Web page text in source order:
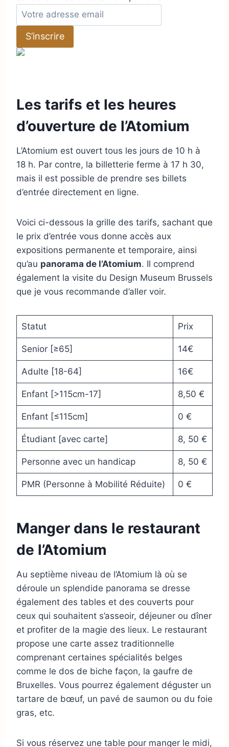
A
d
e
e
m
a
i
l
S’inscrire
Les tarifs et les heures
d’ouverture de l’Atomium
L’Atomium est ouvert tous les jours de 10 h à
18 h. Par contre, la billetterie ferme à 17 h 30,
mais il est possible de prendre ses billets
d’entrée directement en ligne.
Voici ci-dessous la grille des tarifs, sachant que
le prix d’entrée vous donne accès aux
expositions permanente et temporaire, ainsi
qu’au panorama de l’Atomium. Il comprend
également la visite du Design Museum Brussels
que je vous recommande d’aller voir.
Statut Prix
Senior [≥65] 14€
Adulte [18-64] 16€
Enfant [>115cm-17] 8,50 €
Enfant [≤115cm] 0 €
Étudiant [avec carte] 8, 50 €
Personne avec un handicap 8, 50 €
PMR (Personne à Mobilité Réduite) 0 €
Manger dans le restaurant
de l’Atomium
Au septième niveau de l’Atomium là où se
déroule un splendide panorama se dresse
également des tables et des couverts pour
ceux qui souhaitent s’asseoir, déjeuner ou dîner
et profiter de la magie des lieux. Le restaurant
propose une carte assez traditionnelle
comprenant certaines spécialités belges
comme le dos de biche façon, la gaufre de
Bruxelles. Vous pourrez également déguster un
tartare de bœuf, un pavé de saumon ou du foie
gras, etc.
Si vous réservez une table pour manger le midi,